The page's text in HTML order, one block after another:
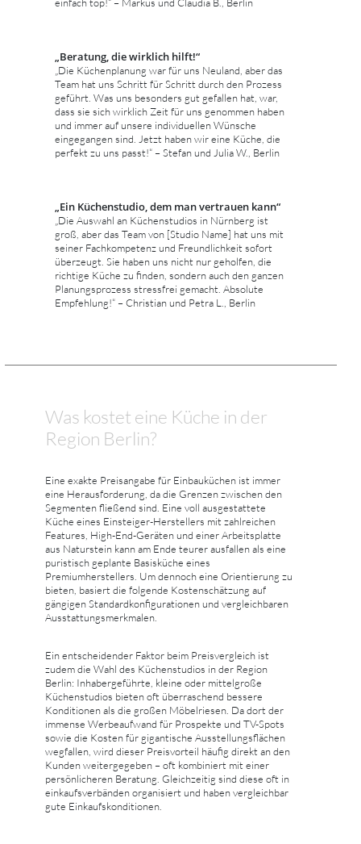
„Beratung, die wirklich hilft!“
„Die Küchenplanung war für uns Neuland, aber das
Team hat uns Schritt für Schritt durch den Prozess
geführt. Was uns besonders gut gefallen hat, war,
dass sie sich wirklich Zeit für uns genommen haben
und immer auf unsere individuellen Wünsche
eingegangen sind. Jetzt haben wir eine Küche, die
perfekt zu uns passt!“ – Stefan und Julia W., Berlin
„Ein Küchenstudio, dem man vertrauen kann“
„Die Auswahl an Küchenstudios in Nürnberg ist
groß, aber das Team von [Studio Name] hat uns mit
seiner Fachkompetenz und Freundlichkeit sofort
überzeugt. Sie haben uns nicht nur geholfen, die
richtige Küche zu finden, sondern auch den ganzen
Planungsprozess stressfrei gemacht. Absolute
Empfehlung!“ – Christian und Petra L., Berlin
Was kostet eine Küche in der
Region Berlin?
Eine exakte Preisangabe für Einbauküchen ist immer
eine Herausforderung, da die Grenzen zwischen den
Segmenten fließend sind. Eine voll ausgestattete
Küche eines Einsteiger-Herstellers mit zahlreichen
Features, High-End-Geräten und einer Arbeitsplatte
aus Naturstein kann am Ende teurer ausfallen als eine
puristisch geplante Basisküche eines
Premiumherstellers. Um dennoch eine Orientierung zu
bieten, basiert die folgende Kostenschätzung auf
gängigen Standardkonfigurationen und vergleichbaren
Ausstattungsmerkmalen.
Ein entscheidender Faktor beim Preisvergleich ist
zudem die Wahl des Küchenstudios in der Region
Berlin: Inhabergeführte, kleine oder mittelgroße
Küchenstudios bieten oft überraschend bessere
Konditionen als die großen Möbelriesen. Da dort der
immense Werbeaufwand für Prospekte und TV-Spots
sowie die Kosten für gigantische Ausstellungsflächen
wegfallen, wird dieser Preisvorteil häufig direkt an den
Kunden weitergegeben – oft kombiniert mit einer
persönlicheren Beratung. Gleichzeitig sind diese oft in
einkaufsverbänden organisiert und haben vergleichbar
gute Einkaufskonditionen.